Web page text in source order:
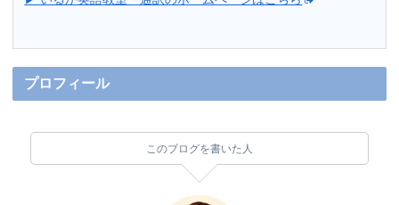
プロフィール
このブログを書いた人